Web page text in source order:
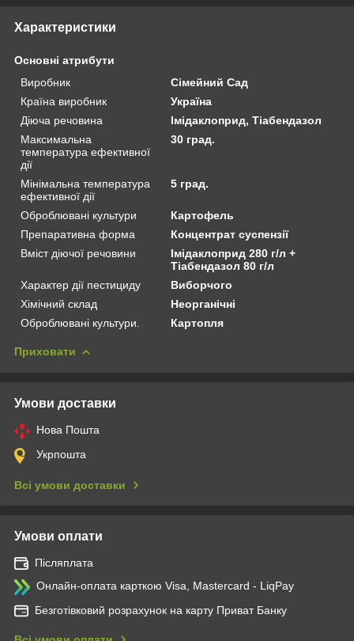
Характеристики
Основні атрибути
Виробник
Сімейний Сад
Країна виробник
Україна
Діюча речовина
Імідаклоприд, Тіабендазол
Максимальна
температура ефективної
дії
30 град.
Мінімальна температура
ефективної дії
5 град.
Оброблювані культури
Картофель
Препаративна форма
Концентрат суспензії
Вміст діючої речовини
Імідаклоприд 280 г/л +
Тіабендазол 80 г/л
Характер дії пестициду
Виборчого
Хімічний склад
Неорганічні
Оброблювані культури.
Картопля
Приховати
Умови доставки
Нова Пошта
Укрпошта
Всі умови доставки
Умови оплати
Післяплата
Онлайн-оплата карткою Visa, Mastercard - LiqPay
Безготівковий розрахунок на карту Приват Банку